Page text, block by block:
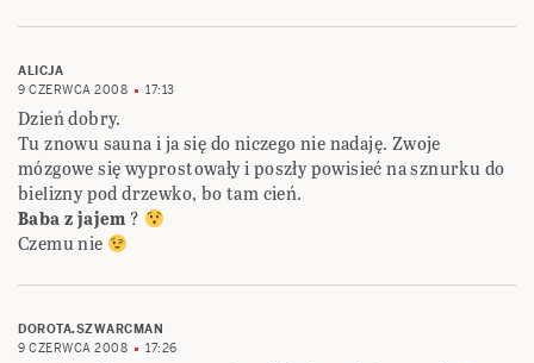
ALICJA
9 CZERWCA 2008
17:13
Dzień dobry.
Tu znowu sauna i ja się do niczego nie nadaję. Zwoje
mózgowe się wyprostowały i poszły powisieć na sznurku do
bielizny pod drzewko, bo tam cień.
Baba z jajem ?
Czemu nie
DOROTA.SZWARCMAN
9 CZERWCA 2008
17:26